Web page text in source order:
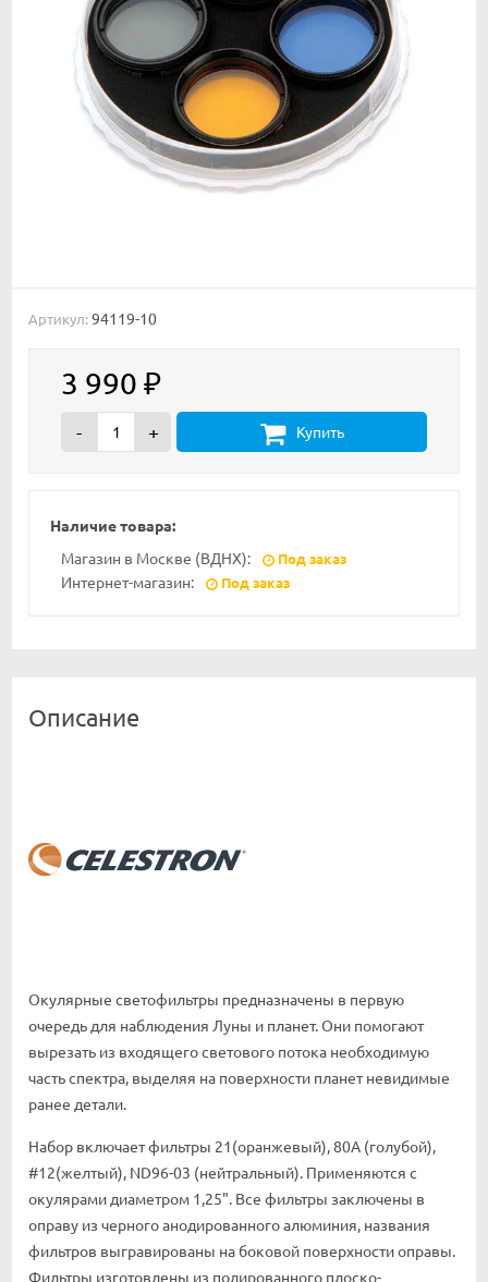
Артикул: 94119-10
3 990 ₽
- + Купить
Наличие товара:
Магазин в Москве (ВДНХ):
Под заказ
Интернет-магазин: Под заказ
Описание
Окулярные светофильтры предназначены в первую
очередь для наблюдения Луны и планет. Они помогают
вырезать из входящего светового потока необходимую
часть спектра, выделяя на поверхности планет невидимые
ранее детали.
Набор включает фильтры 21(оранжевый), 80A (голубой),
#12(желтый), ND96-03 (нейтральный). Применяются с
окулярами диаметром 1,25". Все фильтры заключены в
оправу из черного анодированного алюминия, названия
фильтров выгравированы на боковой поверхности оправы.
Фильтры изготовлены из полированного плоско-